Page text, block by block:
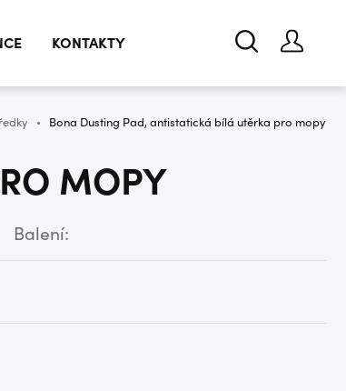
KONTAKTY
Bona Dusting Pad, antistatická bílá utěrka pro mopy
MOPY
Balení: